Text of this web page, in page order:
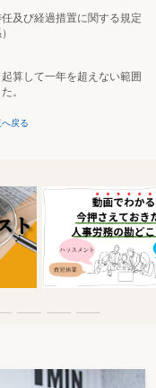
及び経過措置に関する規定
算して一年を超えない範囲
。
戻る